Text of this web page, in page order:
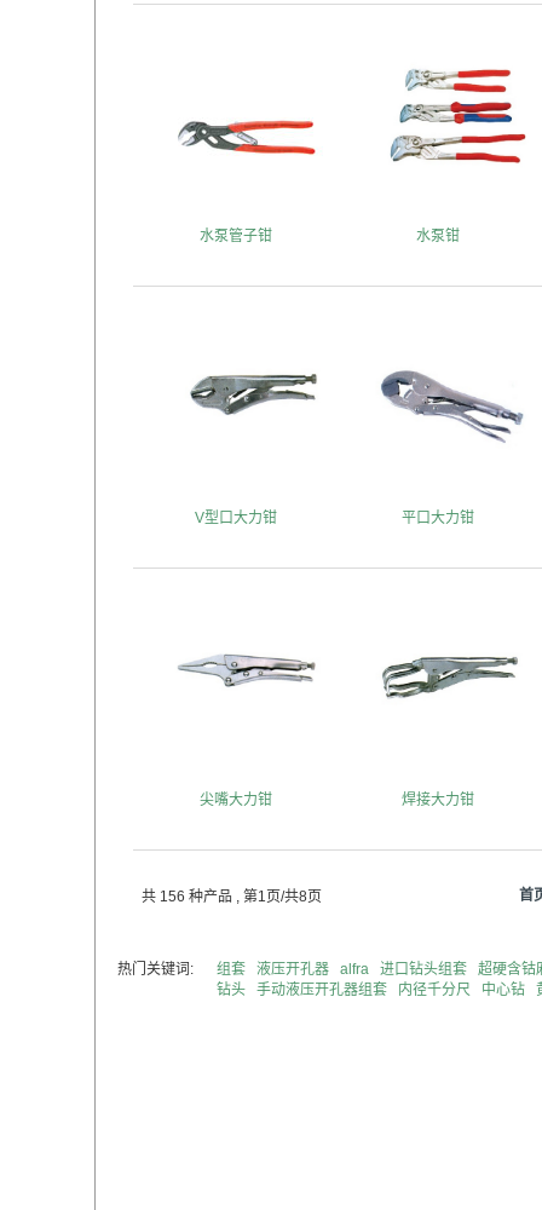
水泵管子钳 水泵钳
V型口大力钳 平口大力钳
尖嘴大力钳 焊接大力钳
共 156 种产品 , 第1页/共8页 首
热门关键词: 组套 液压开孔器 alfra 进口钻头组套
超硬含钴
钻头
手动液压开孔器组套 内径千分尺 中心钻